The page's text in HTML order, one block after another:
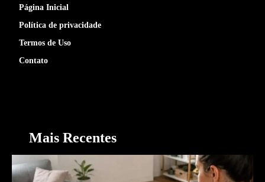
Página Inicial
Política de privacidade
Termos de Uso
Contato
Mais Recentes